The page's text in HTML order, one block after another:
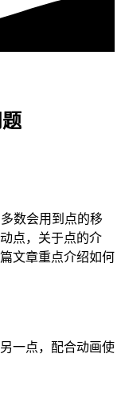
数会用到点的移
点，关于点的介
文章重点介绍如何
一点，配合动画使